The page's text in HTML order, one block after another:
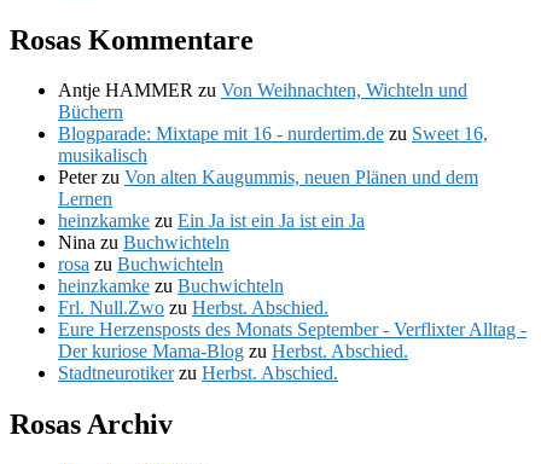
Rosas Kommentare
Antje HAMMER zu Von Weihnachten, Wichteln und
Büchern
Blogparade: Mixtape mit 16 - nurdertim.de zu Sweet 16,
musikalisch
Peterzu Von alten Kaugummis, neuen Plänen und dem
Lernen
heinzkamke zu Ein Ja ist ein Ja ist ein Ja
Nina zu Buchwichteln
rosa zu Buchwichteln
heinzkamke zu Buchwichteln
Frl. Null.Zwo zu Herbst. Abschied.
Eure Herzensposts des Monats September - Verflixter Alltag -
Der kuriose Mama-Blog zu Herbst. Abschied.
Stadtneurotikerzu Herbst. Abschied.
Rosas Archiv